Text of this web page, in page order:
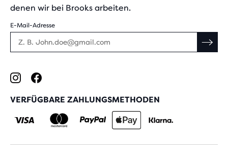
denen wir bei Brooks arbeiten.
E-Mail-Adresse
VERFÜGBARE ZAHLUNGSMETHODEN